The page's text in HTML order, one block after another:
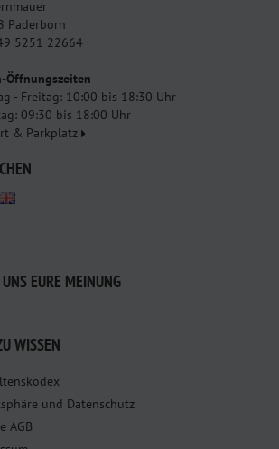
Paderborn
5251 22664
Öffnungszeiten
- Freitag: 10:00 bis 18:30 Uhr
09:30 bis 18:00 Uhr
& Parkplatz
EURE MEINUNG
WISSEN
und Datenschutz
AGB